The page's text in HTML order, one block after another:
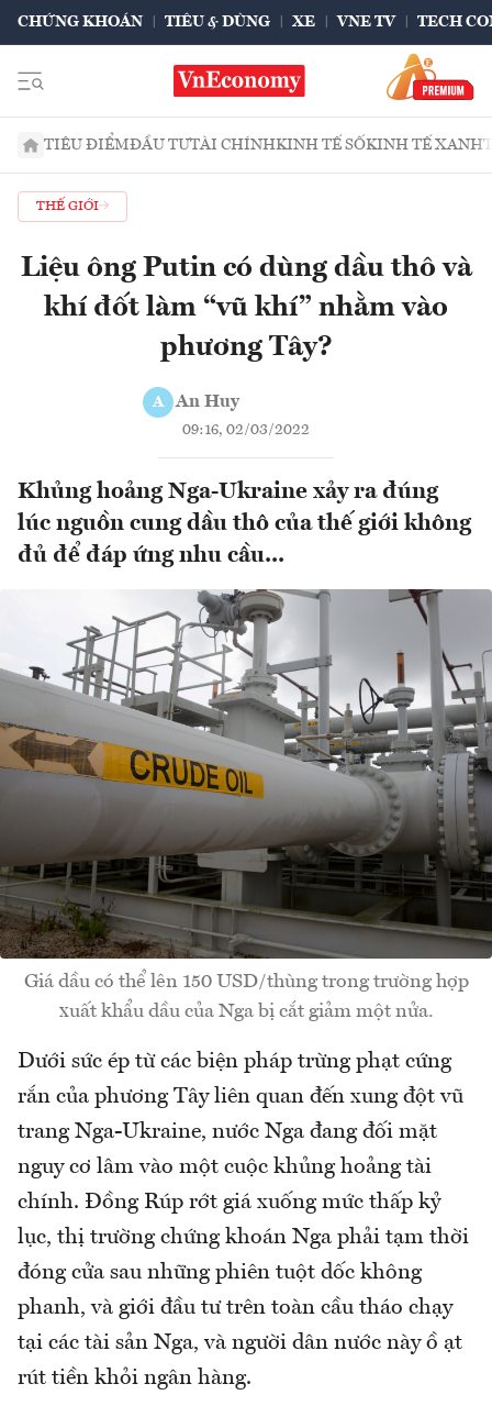
CHỨNG KHOÁN TIÊU & DÙNG XE VNE TV TECH
TIÊU ĐIỂMĐẦU TƯTÀI CHÍNHKINH TẾ SỐKINH TẾ XANH
THẾ GIỚI
Liệu ông Putin có dùng dầu thô và
khí đốt làm “vũ khí” nhằm vào
phương Tây?
A An Huy
09:16, 02/03/2022
Khủng hoảng Nga-Ukraine xảy ra đúng
lúc nguồn cung dầu thô của thế giới không
đủ để đáp ứng nhu cầu...
Giá dầu có thể lên 150 USD/thùng trong trường hợp
xuất khẩu dầu của Nga bị cắt giảm một nửa.
Dưới sức ép từ các biện pháp trừng phạt cứng
rắn của phương Tây liên quan đến xung đột vũ
trang Nga-Ukraine, nước Nga đang đối mặt
nguy cơ lâm vào một cuộc khủng hoảng tài
chính. Đồng Rúp rớt giá xuống mức thấp kỷ
lục, thị trường chứng khoán Nga phải tạm thời
đóng cửa sau những phiên tuột dốc không
phanh, và giới đầu tư trên toàn cầu tháo chạy
tại các tài sản Nga, và người dân nước này ồ ạt
rút tiền khỏi ngân hàng.